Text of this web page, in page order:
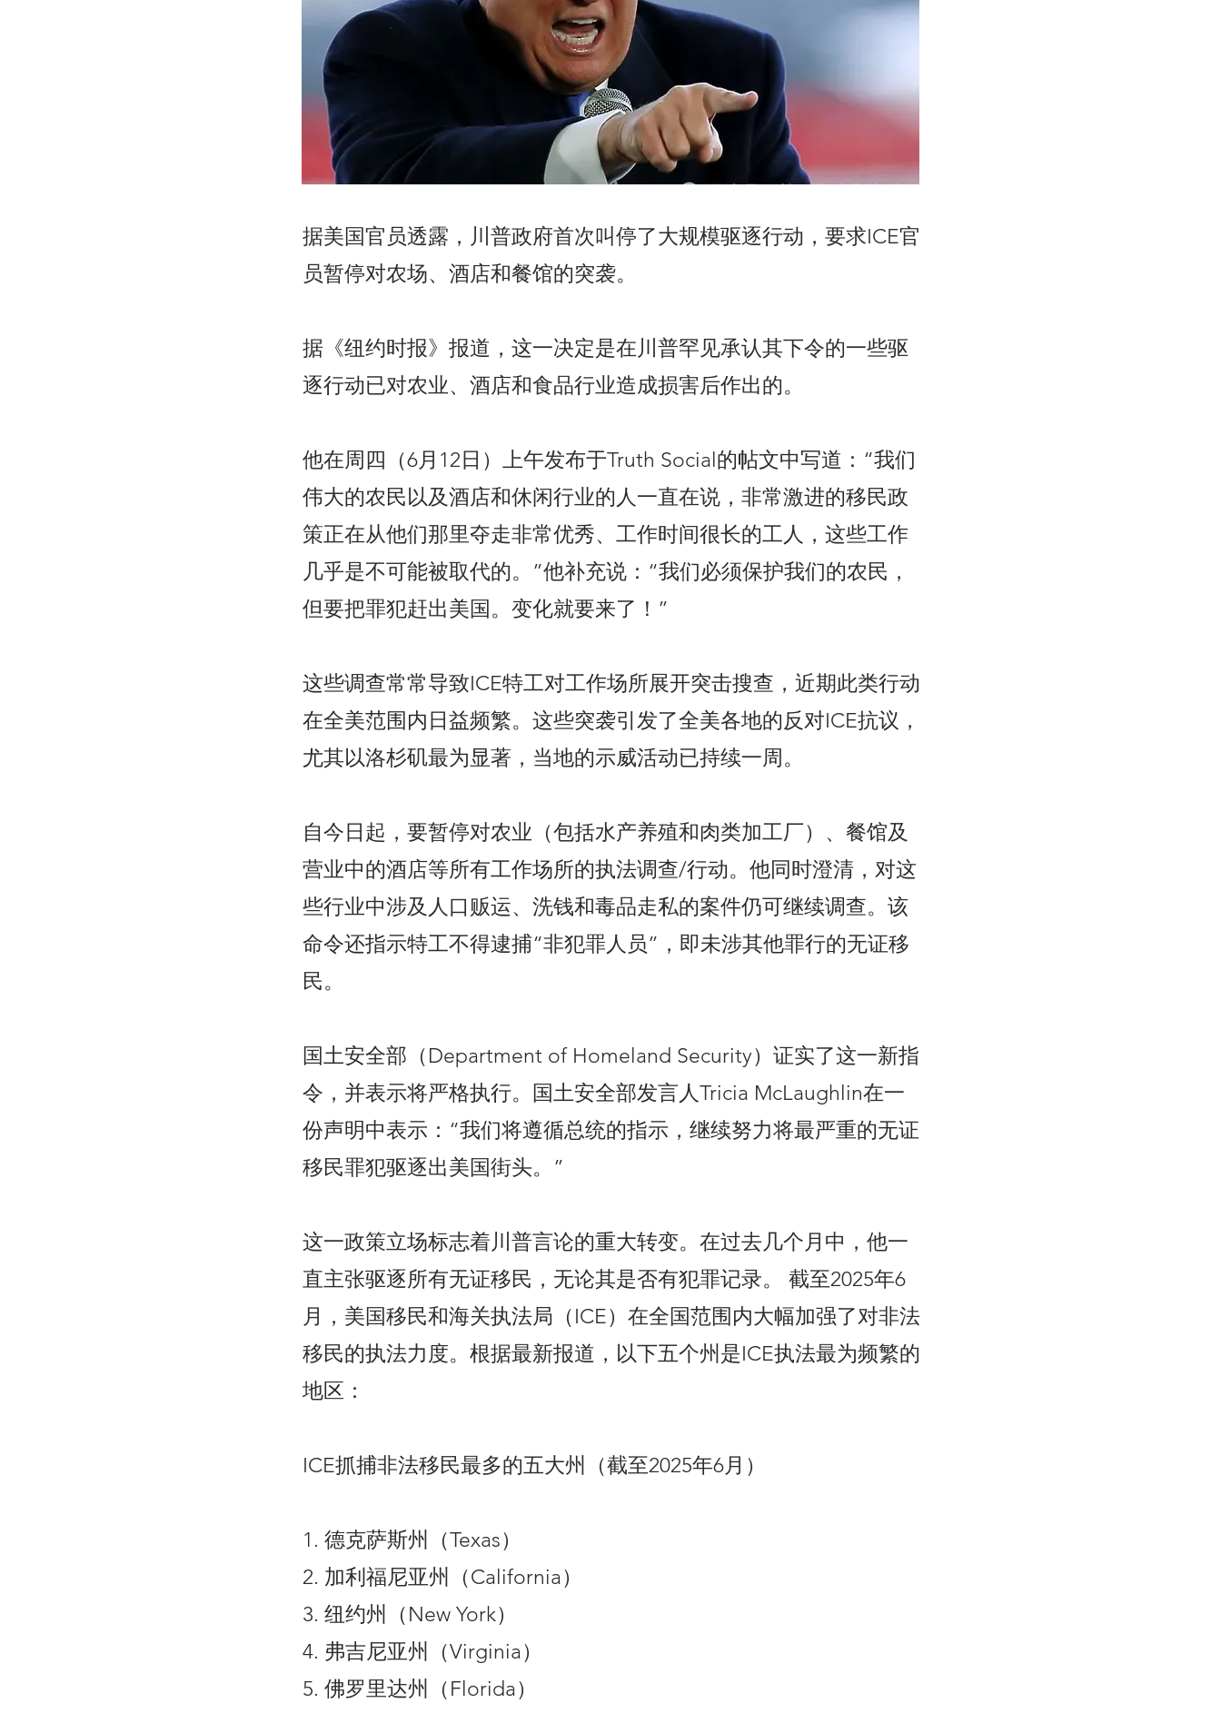
据美国官员透露，川普政府首次叫停了大规模驱逐行动，要求ICE官
员暂停对农场、酒店和餐馆的突袭。
据《纽约时报》报道，这一决定是在川普罕见承认其下令的一些驱
逐行动已对农业、酒店和食品行业造成损害后作出的。
他在周四（6月12日）上午发布于Truth Social的帖文中写道：“我们
伟大的农民以及酒店和休闲行业的人一直在说，非常激进的移民政
策正在从他们那里夺走非常优秀、工作时间很长的工人，这些工作
几乎是不可能被取代的。”他补充说：“我们必须保护我们的农民，
但要把罪犯赶出美国。变化就要来了！”
这些调查常常导致ICE特工对工作场所展开突击搜查，近期此类行动
在全美范围内日益频繁。这些突袭引发了全美各地的反对ICE抗议，
尤其以洛杉矶最为显著，当地的示威活动已持续一周。
自今日起，要暂停对农业（包括水产养殖和肉类加工厂）、餐馆及
营业中的酒店等所有工作场所的执法调查/行动。他同时澄清，对这
些行业中涉及人口贩运、洗钱和毒品走私的案件仍可继续调查。该
命令还指示特工不得逮捕“非犯罪人员”，即未涉其他罪行的无证移
民。
国土安全部（Department of Homeland Security）证实了这一新指
令，并表示将严格执行。国土安全部发言人Tricia McLaughlin在一
份声明中表示：“我们将遵循总统的指示，继续努力将最严重的无证
移民罪犯驱逐出美国街头。”
这一政策立场标志着川普言论的重大转变。在过去几个月中，他一
直主张驱逐所有无证移民，无论其是否有犯罪记录。 截至2025年6
月，美国移民和海关执法局（ICE）在全国范围内大幅加强了对非法
移民的执法力度。根据最新报道，以下五个州是ICE执法最为频繁的
地区：
ICE抓捕非法移民最多的五大州（截至2025年6月）
1. 德克萨斯州（Texas）
2. 加利福尼亚州（California）
3. 纽约州（New York）
4. 弗吉尼亚州（Virginia）
5. 佛罗里达州（Florida）